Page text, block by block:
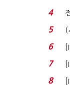
4
5 (
6
7
8